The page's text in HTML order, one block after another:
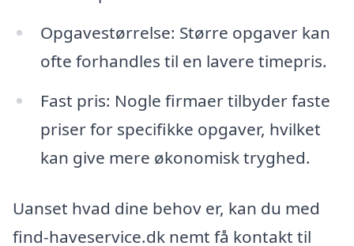
Opgavestørrelse: Større opgaver kan
ofte forhandles til en lavere timepris.
Fast pris: Nogle firmaer tilbyder faste
priser for specifikke opgaver, hvilket
kan give mere økonomisk tryghed.
Uanset hvad dine behov er, kan du med
find-haveservice.dk nemt få kontakt til